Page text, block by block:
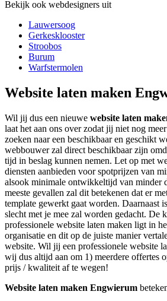
Bekijk ook webdesigners uit
Lauwersoog
Gerkesklooster
Stroobos
Burum
Warfstermolen
Website laten maken
Wil jij dus een nieuwe website laten
laat het aan ons over zodat jij niet nog
zoeken naar een beschikbaar en geschikt
webbouwer zal direct beschikbaar zijn
tijd in beslag kunnen nemen. Let op met
diensten aanbieden voor spotprijzen van
alsook minimale ontwikkeltijd van minder
meeste gevallen zal dit betekenen dat er
template gewerkt gaat worden. Daarnaast
slecht met je mee zal worden gedacht. De
professionele website laten maken ligt in
organisatie en dit op de juiste manier
website. Wil jij een professionele website
wij dus altijd aan om 1) meerdere offertes
prijs / kwaliteit af te wegen!
Website laten maken Engwierum